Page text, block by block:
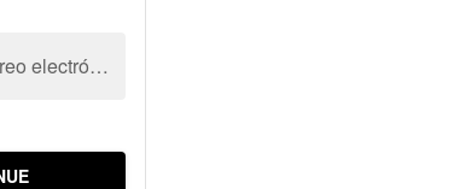
Dirección de correo electrónico